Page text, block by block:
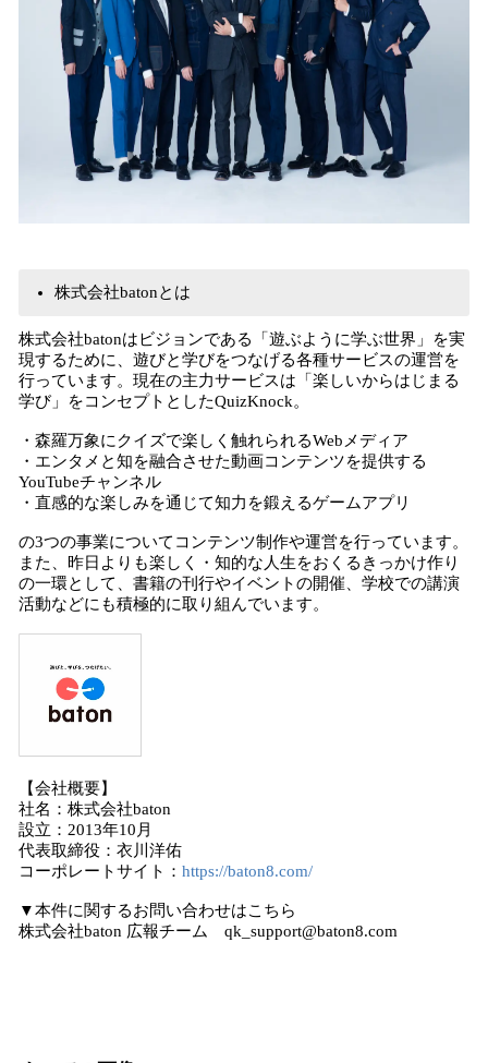
株式会社batonとは
株式会社batonはビジョンである「遊ぶように学ぶ世界」を実
現するために、遊びと学びをつなげる各種サービスの運営を
行っています。現在の主力サービスは「楽しいからはじまる
学び」をコンセプトとしたQuizKnock。
・森羅万象にクイズで楽しく触れられるWebメディア
・エンタメと知を融合させた動画コンテンツを提供する
YouTubeチャンネル
・直感的な楽しみを通じて知力を鍛えるゲームアプリ
の3つの事業についてコンテンツ制作や運営を行っています。
また、昨日よりも楽しく・知的な人生をおくるきっかけ作り
の一環として、書籍の刊行やイベントの開催、学校での講演
活動などにも積極的に取り組んでいます。
【会社概要】
社名：株式会社baton
設立：2013年10月
代表取締役：衣川洋佑
コーポレートサイト： https://baton8.com/
▼本件に関するお問い合わせはこちら
株式会社baton 広報チーム qk_support@baton8.com